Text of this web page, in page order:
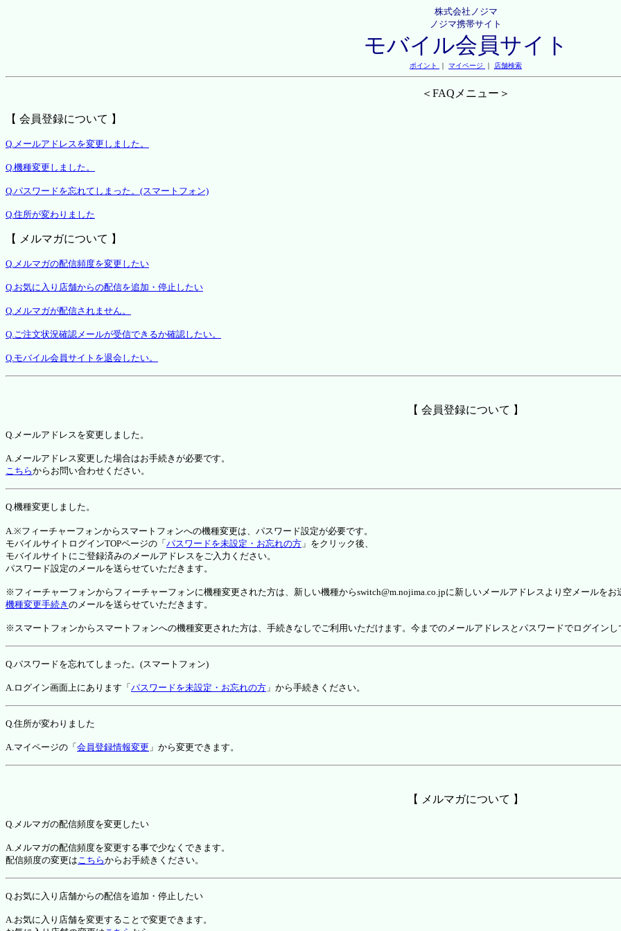
株式会社ノジマ
ノジマ携帯サイト
モバイル会員サイト
ポイント ｜ マイページ ｜ 店舗検索
＜FAQメニュー＞
【 会員登録について 】
Q.メールアドレスを変更しました。
Q.機種変更しました。
Q.パスワードを忘れてしまった。(スマートフォン)
Q.住所が変わりました
【 メルマガについて 】
Q.メルマガの配信頻度を変更したい
Q.お気に入り店舗からの配信を追加・停止したい
Q.メルマガが配信されません。
Q.ご注文状況確認メールが受信できるか確認したい。
Q.モバイル会員サイトを退会したい。
【 会員登録について 】
Q.メールアドレスを変更しました。
A.メールアドレス変更した場合はお手続きが必要です。
こちらからお問い合わせください。
Q.機種変更しました。
A.※フィーチャーフォンからスマートフォンへの機種変更は、パスワード設定が必要です。
モバイルサイトログインTOPページの「 パスワードを未設定・お忘れの方 」をクリック後、
モバイルサイトにご登録済みのメールアドレスをご入力ください。
パスワード設定のメールを送らせていただきます。
※フィーチャーフォンからフィーチャーフォンに機種変更された方は、新しい機種からswitch@m.nojima.co.jpに新しいメールアドレスより空メールをお
機種変更手続き のメールを送らせていただきます。
※スマートフォンからスマートフォンへの機種変更された方は、手続きなしでご利用いただけます。今までのメールアドレスとパスワードでログインし
Q.パスワードを忘れてしまった。(スマートフォン)
A.ログイン画面上にあります「 パスワードを未設定・お忘れの方 」から手続きください。
Q.住所が変わりました
A.マイページの「 会員登録情報変更 」から変更できます。
【 メルマガについて 】
Q.メルマガの配信頻度を変更したい
A.メルマガの配信頻度を変更する事で少なくできます。
配信頻度の変更はこちらからお手続きください。
Q.お気に入り店舗からの配信を追加・停止したい
A.お気に入り店舗を変更することで変更できます。